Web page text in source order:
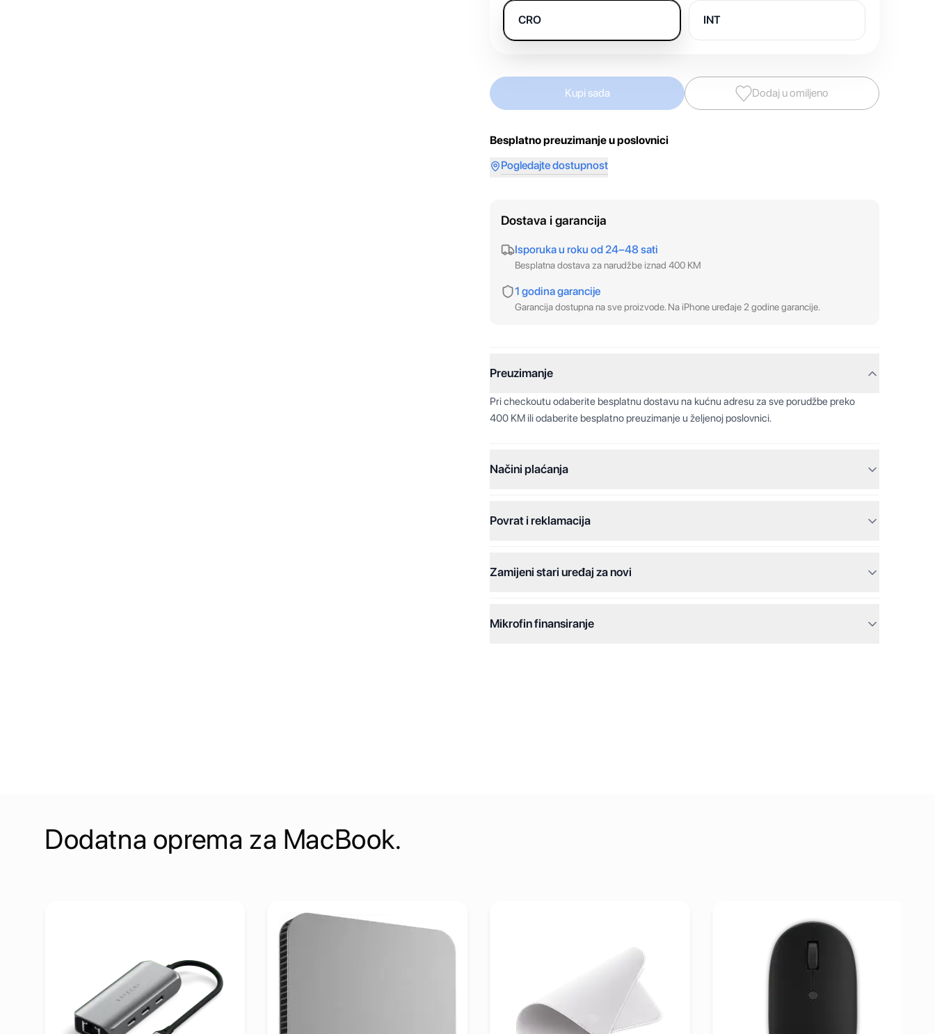
CRO INT
Kupi sada Dodaj u omiljeno
Besplatno preuzimanje u poslovnici
Pogledajte dostupnost
Dostava i garancija
Isporuka u roku od 24–48 sati
Besplatna dostava za narudžbe iznad 400 KM
1 godina garancije
Garancija dostupna na sve proizvode. Na iPhone uređaje 2 godine garancije.
Preuzimanje
Pri checkoutu odaberite besplatnu dostavu na kućnu adresu za sve porudžbe preko
400 KM ili odaberite besplatno preuzimanje u željenoj poslovnici.
Načini plaćanja
Jednokratna plaćanja:
Dodatne opcije:
Online plaćanje na rate:
Povrat i reklamacija
Zamijeni stari uređaj za novi
Mikrofin finansiranje
Dodatna oprema za MacBook.
Pogledaj detalje Satechi 4-in-1 USB-C Hub with 2.5 Gigabit Ethernet - Space GrayPogledaj detalje LaCie Mobile Drive 1TB 2,5" HDD, Moon Silver, USB-C Pogledaj detalje Satechi OntheGo Mouse -